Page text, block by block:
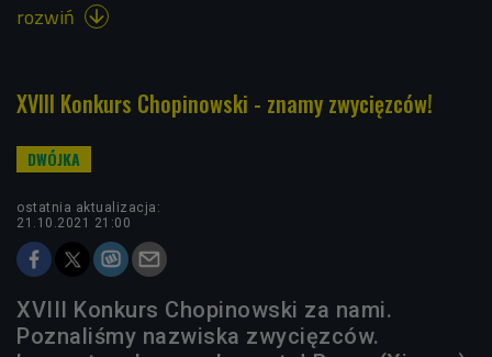
rozwiń 
XVIII Konkurs Chopinowski - znamy zwycięzców!
ostatnia aktualizacja:
21.10.2021 21:00
XVIII Konkurs Chopinowski za nami.
Poznaliśmy nazwiska zwycięzców.